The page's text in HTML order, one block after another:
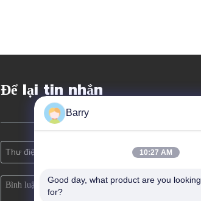
Để lại tin nhắn
Barry
10:27 AM
Good day, what product are you looking
for?